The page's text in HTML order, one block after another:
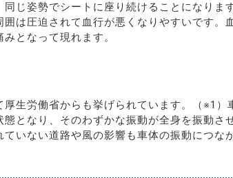
じ姿勢でシートに座り続けることになりま
は圧迫されて血行が悪くなりやすいです。
となって現れます。
生労働省からも挙げられています。（※1）
となり、そのわずかな振動が全身を振動さ
いない道路や風の影響も車体の振動につな